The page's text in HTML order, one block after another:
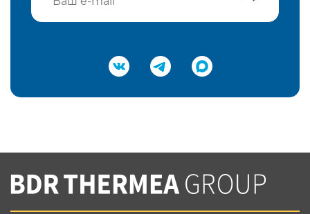
Подтвердить e-mail
Вы соглашаетесь с нашей политикой
конфеденциальности